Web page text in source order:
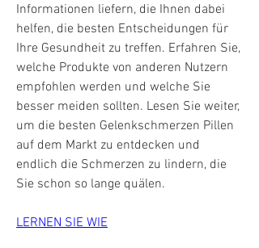
Informationen liefern, die Ihnen dabei
helfen, die besten Entscheidungen für
Ihre Gesundheit zu treffen. Erfahren Sie,
welche Produkte von anderen Nutzern
empfohlen werden und welche Sie
besser meiden sollten. Lesen Sie weiter,
um die besten Gelenkschmerzen Pillen
auf dem Markt zu entdecken und
endlich die Schmerzen zu lindern, die
Sie schon so lange quälen.
LERNEN SIE WIE